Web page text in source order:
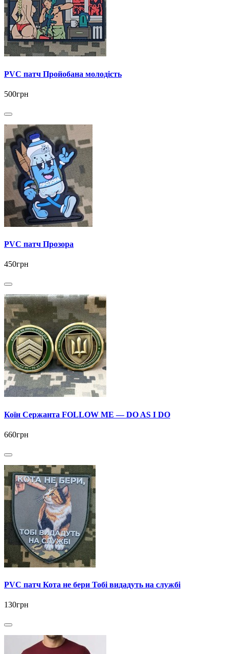
PVC патч Пройобана молодість
500грн
PVC патч Прозора
450грн
Коїн Сержанта FOLLOW ME — DO AS I DO
660грн
PVC патч Кота не бери Тобі видадуть на службі
130грн